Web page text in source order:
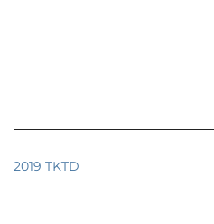
2019 TKTD